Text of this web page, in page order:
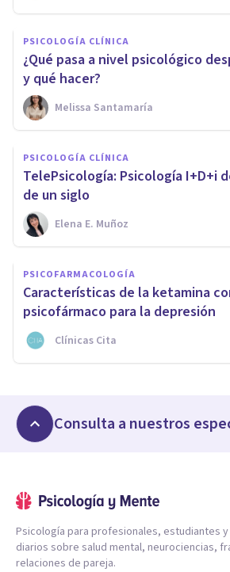
PSICOLOGÍA CLÍNICA
¿Qué pasa a nivel psicológico
y qué hacer?
Melissa Santamaría
PSICOLOGÍA CLÍNICA
TelePsicología: Psicología I+D+i
de un siglo
Elena E. Muñoz
PSICOFARMACOLOGÍA
Características de la ketamina
psicofármaco para la depresión
Clínicas Cita
Consulta a nuestros
Psicología para profesionales, estudiantes
diarios sobre salud mental, neurociencias,
relaciones de pareja.